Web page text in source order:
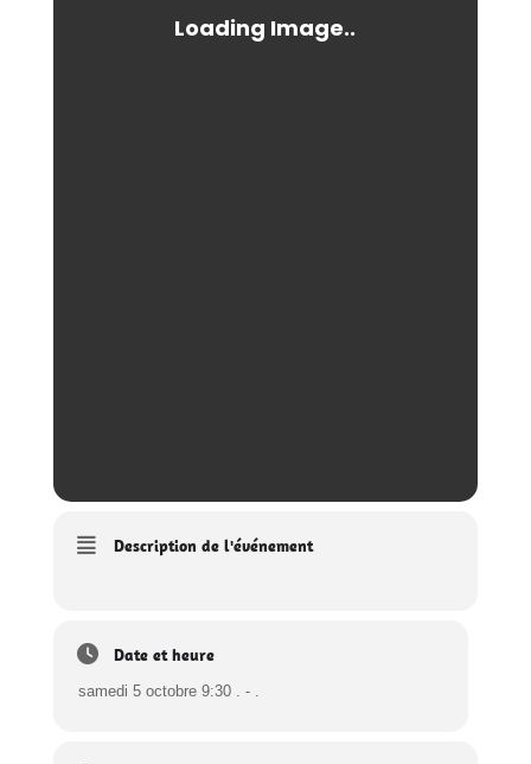
Description de l'événement
Date et heure
samedi 5 octobre 9:30 . - .